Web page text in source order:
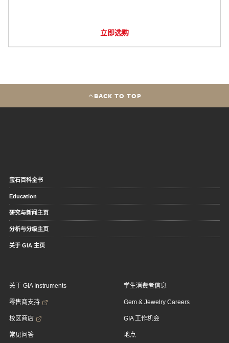
立即选购
BACK TO TOP
宝石百科全书
Education
研究与新闻主页
分析与分级主页
关于 GIA 主页
关于 GIA Instruments
零售商支持
校区商店
常见问答
学生消费者信息
Gem & Jewelry Careers
GIA 工作机会
地点